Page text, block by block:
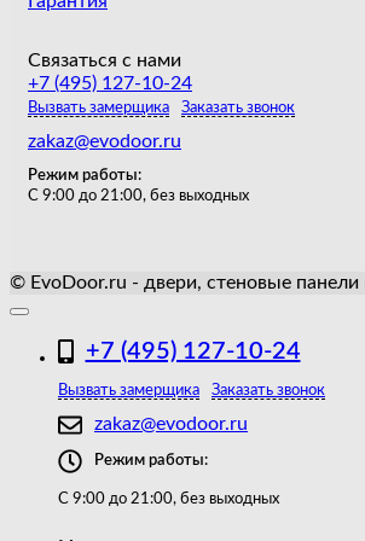
Связаться с нами
+7 (495) 127-10-24
Вызвать замерщика Заказать звонок
zakaz@evodoor.ru
Режим работы:
С 9:00 до 21:00, без выходных
© EvoDoor.ru - двери, стеновые
+7 (495) 127-10-24
Вызвать замерщика Заказать звонок
zakaz@evodoor.ru
Режим работы:
С 9:00 до 21:00, без выходных